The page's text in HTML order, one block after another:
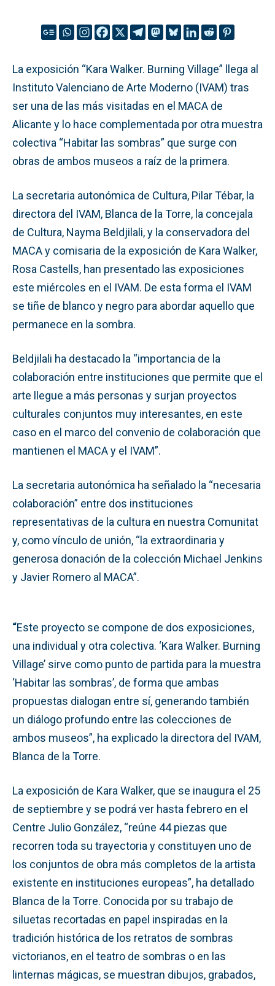
La exposición “Kara Walker. Burning Village” llega al
Instituto Valenciano de Arte Moderno (IVAM) tras
ser una de las más visitadas en el MACA de
Alicante y lo hace complementada por otra muestra
colectiva “Habitar las sombras” que surge con
obras de ambos museos a raíz de la primera.
La secretaria autonómica de Cultura, Pilar Tébar, la
directora del IVAM, Blanca de la Torre, la concejala
de Cultura, Nayma Beldjilali, y la conservadora del
MACA y comisaria de la exposición de Kara Walker,
Rosa Castells, han presentado las exposiciones
este miércoles en el IVAM. De esta forma el IVAM
se tiñe de blanco y negro para abordar aquello que
permanece en la sombra.
Beldjilali ha destacado la “importancia de la
colaboración entre instituciones que permite que el
arte llegue a más personas y surjan proyectos
culturales conjuntos muy interesantes, en este
caso en el marco del convenio de colaboración que
mantienen el MACA y el IVAM”.
La secretaria autonómica ha señalado la “necesaria
colaboración” entre dos instituciones
representativas de la cultura en nuestra Comunitat
y, como vínculo de unión, “la extraordinaria y
generosa donación de la colección Michael Jenkins
y Javier Romero al MACA”.
“Este proyecto se compone de dos exposiciones,
una individual y otra colectiva. ‘Kara Walker. Burning
Village’ sirve como punto de partida para la muestra
‘Habitar las sombras’, de forma que ambas
propuestas dialogan entre sí, generando también
un diálogo profundo entre las colecciones de
ambos museos”, ha explicado la directora del IVAM,
Blanca de la Torre.
La exposición de Kara Walker, que se inaugura el 25
de septiembre y se podrá ver hasta febrero en el
Centre Julio González, “reúne 44 piezas que
recorren toda su trayectoria y constituyen uno de
los conjuntos de obra más completos de la artista
existente en instituciones europeas”, ha detallado
Blanca de la Torre. Conocida por su trabajo de
siluetas recortadas en papel inspiradas en la
tradición histórica de los retratos de sombras
victorianos, en el teatro de sombras o en las
linternas mágicas, se muestran dibujos, grabados,